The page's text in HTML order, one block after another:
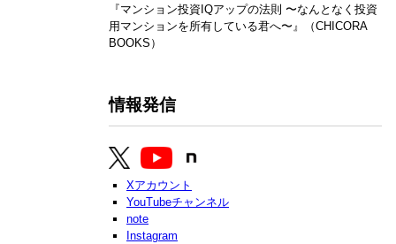
『マンション投資IQアップの法則 〜なんとなく投資
用マンションを所有している君へ〜』（CHICORA
BOOKS）
情報発信
Xアカウント
YouTubeチャンネル
note
Instagram